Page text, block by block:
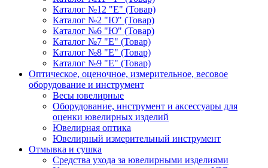
Каталог №12 "Е" (Товар)
Каталог №2 "Ю" (Товар)
Каталог №6 "Ю" (Товар)
Каталог №7 "Е" (Товар)
Каталог №8 "Е" (Товар)
Каталог №9 "Е" (Товар)
Оптическое, оценочное, измерительное, весовое
оборудование и инструмент
Весы ювелирные
Оборудование, инструмент и аксессуары для
оценки ювелирных изделий
Ювелирная оптика
Ювелирный измерительный инструмент
Отмывка и сушка
Средства ухода за ювелирными изделиями